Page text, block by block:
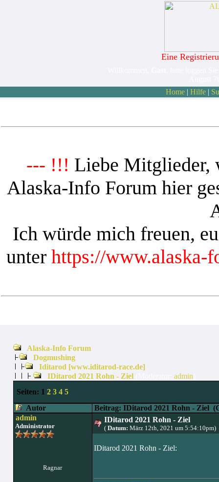
Eine
Home| Hilfe|
--- !!! Liebe Mitglieder,
Alaska-Info Forum hier
Ich würde mich freuen,
unter https://www.alaska-
Alaska-Info Forum
Dogmushing
Iditarod [www.iditarod-race.de]
IDitarod 2021 Rohn - Ziel
admin
Seiten: 1 2 3 4 5
Autor
Beitrag: IDitarod 2021 Rohn - Ziel
admin
Administrator
Ragnar
IDitarod 2021 Rohn - Ziel
(Datum: März 12th, 2021 um 5:54:10pm)
IDitarod 2021 Rohn - Ziel: